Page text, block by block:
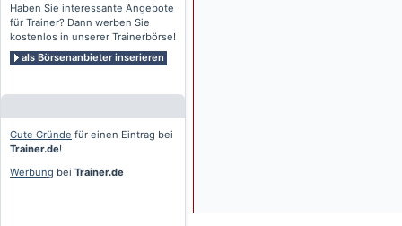
Haben Sie interessante Angebote
für Trainer? Dann werben Sie
kostenlos in unserer Trainerbörse!
als Börsenanbieter inserieren
Gute Gründe für einen Eintrag bei
Trainer.de!
Werbung bei Trainer.de